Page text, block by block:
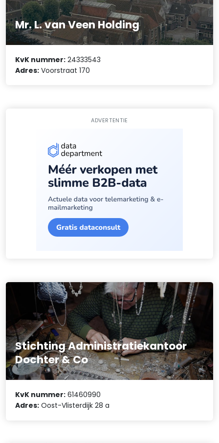
Mr. L. van Veen Holding
KvK nummer: 24333543
Adres: Voorstraat 170
ADVERTENTIE
Stichting Administratiekantoor
Dochter & Co
KvK nummer: 61460990
Adres: Oost-Vlisterdijk 28 a